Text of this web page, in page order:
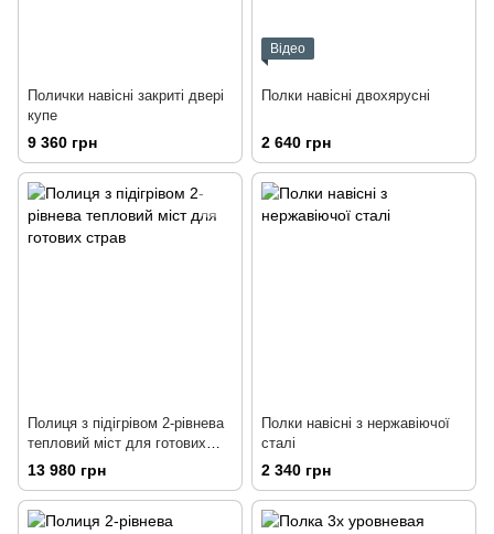
Полички навісні закриті двері
купе
9 360 грн
Відео
Полки навісні двохярусні
2 640 грн
Полиця з підігрівом 2-рівнева
тепловий міст для готових
страв
13 980 грн
Полки навісні з нержавіючої
сталі
2 340 грн